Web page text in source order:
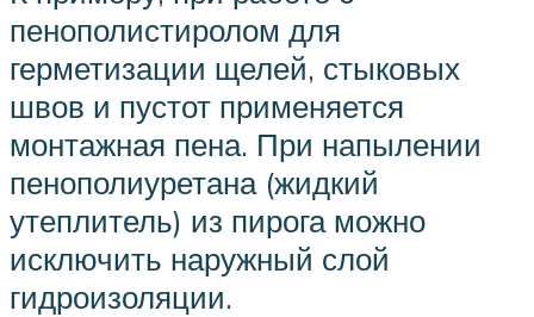
пенополистиролом для
герметизации щелей, стыковых
швов и пустот применяется
монтажная пена. При напылении
пенополиуретана (жидкий
утеплитель) из пирога можно
исключить наружный слой
гидроизоляции.